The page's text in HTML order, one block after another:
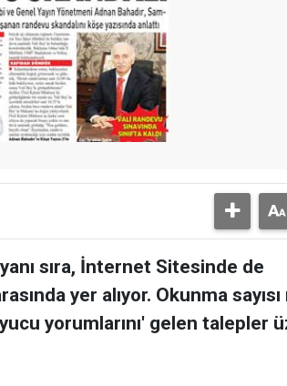
sıra, İnternet Sitesinde de
yer alıyor. Okunma
yorumlarını' gelen talepler